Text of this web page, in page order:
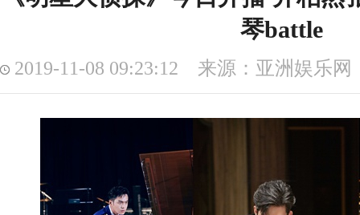
琴battle
2019-11-08 09:23:12 来源：亚洲娱乐网